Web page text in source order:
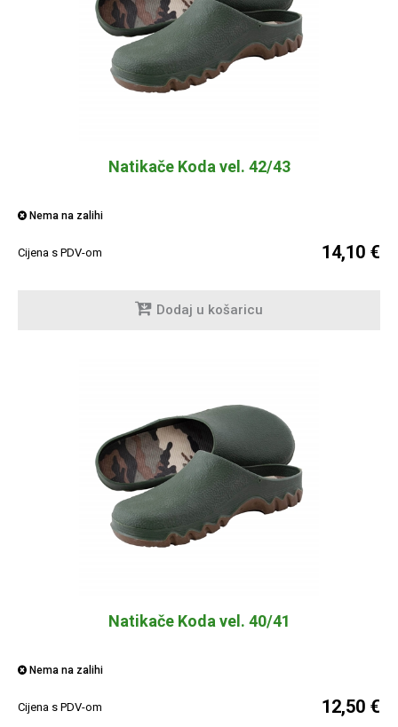
Natikače Koda vel. 42/43
Nema na zalihi
Cijena s PDV-om 14,10 €
Dodaj u košaricu
Natikače Koda vel. 40/41
Nema na zalihi
Cijena s PDV-om 12,50 €